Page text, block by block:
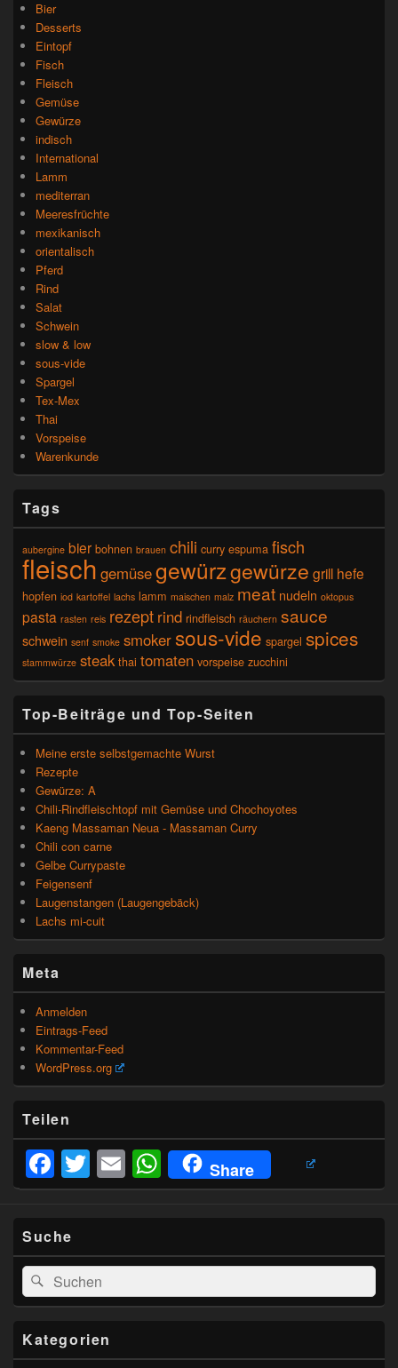
Bier
Desserts
Eintopf
Fisch
Fleisch
Gemüse
Gewürze
indisch
International
Lamm
mediterran
Meeresfrüchte
mexikanisch
orientalisch
Pferd
Rind
Salat
Schwein
slow & low
sous-vide
Spargel
Tex-Mex
Thai
Vorspeise
Warenkunde
Tags
aubergine bier bohnen brauen chili curry espuma fisch
fleisch gemüsegewürzgewürze grill hefe
hopfen iod kartoffel lachs lamm maischen malz meat nudeln oktopus
pasta rasten reis rezept rind rindfleisch räuchern sauce
schwein senf smoke smokersous-vide spargel spices
stammwürze steak thai tomaten vorspeise zucchini
Top-Beiträge und Top-Seiten
Meine erste selbstgemachte Wurst
Rezepte
Gewürze: A
Chili-Rindfleischtopf mit Gemüse und Chochoyotes
Kaeng Massaman Neua - Massaman Curry
Chili con carne
Gelbe Currypaste
Feigensenf
Laugenstangen (Laugengebäck)
Lachs mi-cuit
Meta
Anmelden
Eintrags-Feed
Kommentar-Feed
WordPress.org
Teilen
Facebook
Twitter
EmailWhatsApp
Share
Suche
Suchen
nach:
Suchen
Kategorien